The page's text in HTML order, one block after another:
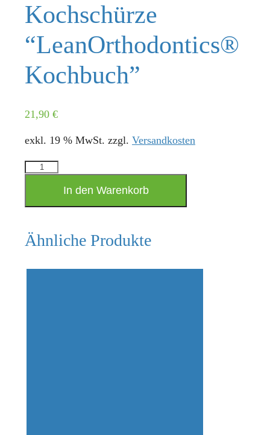
Kochschürze
“LeanOrthodontics®
Kochbuch”
21,90 €
exkl. 19 % MwSt. zzgl. Versandkosten
Merchandise
"LeanOrthodontics®
Kochbuch"
In den Warenkorb
Ähnliche Produkte